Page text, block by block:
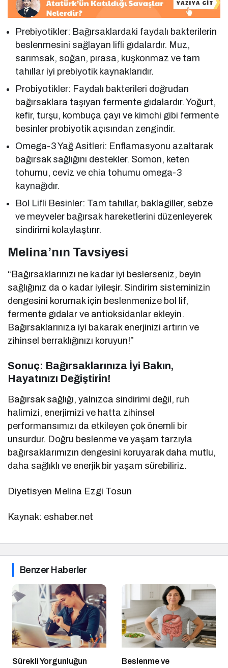
Prebiyotikler: Bağırsaklardaki faydalı bakterilerin
beslenmesini sağlayan lifli gıdalardır. Muz,
sarımsak, soğan, pırasa, kuşkonmaz ve tam
tahıllar iyi prebiyotik kaynaklarıdır.
Probiyotikler: Faydalı bakterileri doğrudan
bağırsaklara taşıyan fermente gıdalardır. Yoğurt,
kefir, turşu, kombuça çayı ve kimchi gibi fermente
besinler probiyotik açısından zengindir.
Omega-3 Yağ Asitleri: Enflamasyonu azaltarak
bağırsak sağlığını destekler. Somon, keten
tohumu, ceviz ve chia tohumu omega-3
kaynağıdır.
Bol Lifli Besinler: Tam tahıllar, baklagiller, sebze
ve meyveler bağırsak hareketlerini düzenleyerek
sindirimi kolaylaştırır.
Melina’nın Tavsiyesi
“Bağırsaklarınızı ne kadar iyi beslerseniz, beyin
sağlığınız da o kadar iyileşir. Sindirim sisteminizin
dengesini korumak için beslenmenize bol lif,
fermente gıdalar ve antioksidanlar ekleyin.
Bağırsaklarınıza iyi bakarak enerjinizi artırın ve
zihinsel berraklığınızı koruyun!”
Sonuç: Bağırsaklarınıza İyi Bakın,
Hayatınızı Değiştirin!
Bağırsak sağlığı, yalnızca sindirimi değil, ruh
halimizi, enerjimizi ve hatta zihinsel
performansımızı da etkileyen çok önemli bir
unsurdur. Doğru beslenme ve yaşam tarzıyla
bağırsaklarımızın dengesini koruyarak daha mutlu,
daha sağlıklı ve enerjik bir yaşam sürebiliriz.
Diyetisyen Melina Ezgi Tosun
Kaynak: eshaber.net
Benzer Haberler
Sürekli Yorgunluğun
Beslenme ve